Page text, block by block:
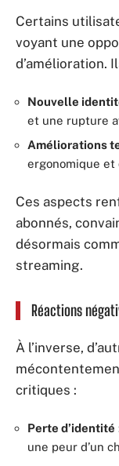
Certains
voyant une
d’amélioration.
Nouvelle
et une rupture
Améliorations
ergonomique
Ces aspects
abonnés,
désormais
streaming.
Réactions
À l’inverse,
critiques :
Perte d’identité
une peur d’un